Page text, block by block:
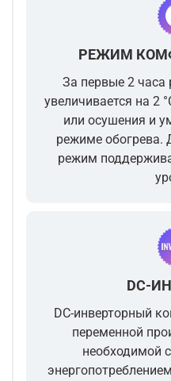
РЕЖИМ
За первые 2 часа
увеличивается на 2
или осушения и
режиме обогрева.
режим
DC-
DC-инверторный
переменной
необходимой